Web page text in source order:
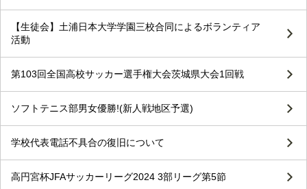
【生徒会】土浦日本大学学園三校合同によるボランティア
活動
第103回全国高校サッカー選手権大会茨城県大会1回戦
ソフトテニス部男女優勝!(新人戦地区予選)
学校代表電話不具合の復旧について
高円宮杯JFAサッカーリーグ2024 3部リーグ第5節